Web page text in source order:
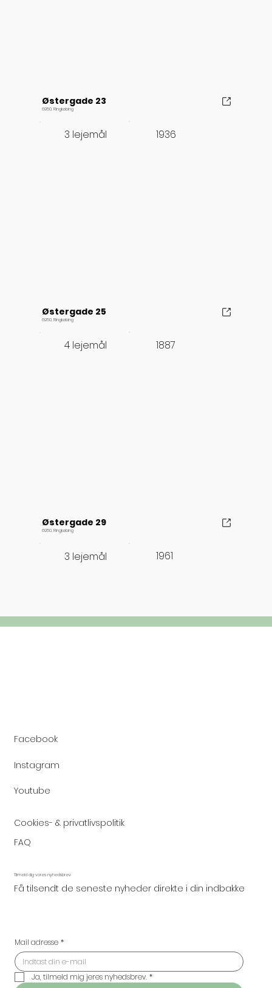
Østergade 23
6950, Ringkøbing
3 lejemål 1936
Østergade 25
6950, Ringkøbing
4 lejemål 1887
Østergade 29
6950, Ringkøbing
3 lejemål 1961
Facebook
Instagram
Youtube
Cookies- & privatlivspolitik
FAQ
Tilmeld dig vores nyhedsbrev
Få tilsendt de seneste nyheder direkte i din indbakke
Mail adresse *
Ja, tilmeld mig jeres nyhedsbrev. *